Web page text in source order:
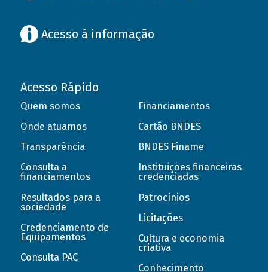
Acesso à informação
Acesso Rápido
Quem somos
Onde atuamos
Transparência
Consulta a
financiamentos
Resultados para a
sociedade
Credenciamento de
Equipamentos
Consulta PAC
Financiamentos
Cartão BNDES
BNDES Finame
Instituições financeiras
credenciadas
Patrocínios
Licitações
Cultura e economia
criativa
Conhecimento